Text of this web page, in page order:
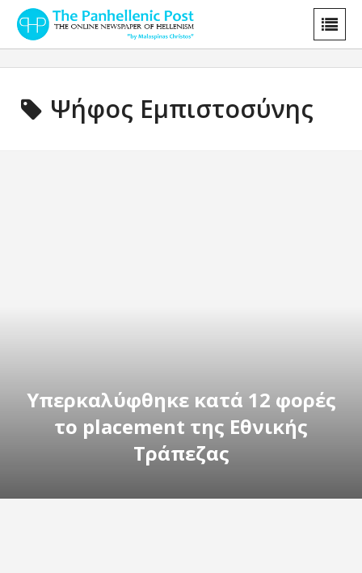
Ψήφος Εμπιστοσύνης
Υπερκαλύφθηκε κατά 12 φορές
το placement της Εθνικής
Τράπεζας